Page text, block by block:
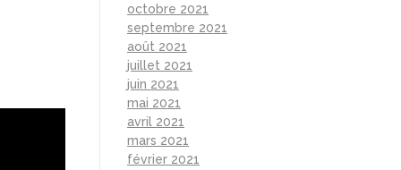
octobre 2021
septembre 2021
août 2021
juillet 2021
juin 2021
mai 2021
avril 2021
mars 2021
février 2021